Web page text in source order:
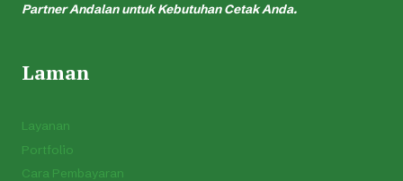
Partner Andalan untuk Kebutuhan Cetak Anda.
Laman
Layanan
Portfolio
Cara Pembayaran